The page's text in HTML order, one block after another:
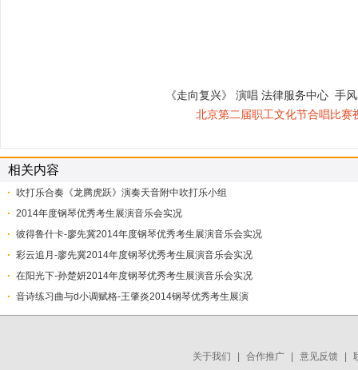
《走向复兴》 演唱 法律服务中心 手
北京第二届职工文化节合唱比赛
相关内容
吹打乐合奏《龙腾虎跃》演奏天音附中吹打乐小组
2014年度钢琴优秀考生展演音乐会实况
彼得鲁什卡-廖先冀2014年度钢琴优秀考生展演音乐会实况
彩云追月-廖先冀2014年度钢琴优秀考生展演音乐会实况
在阳光下-孙楚妍2014年度钢琴优秀考生展演音乐会实况
音诗练习曲与d小调赋格-王肇炎2014钢琴优秀考生展演
关于我们 合作推广 意见反馈